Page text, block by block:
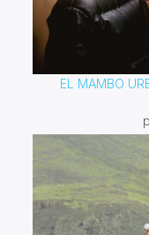
EL MAMBO